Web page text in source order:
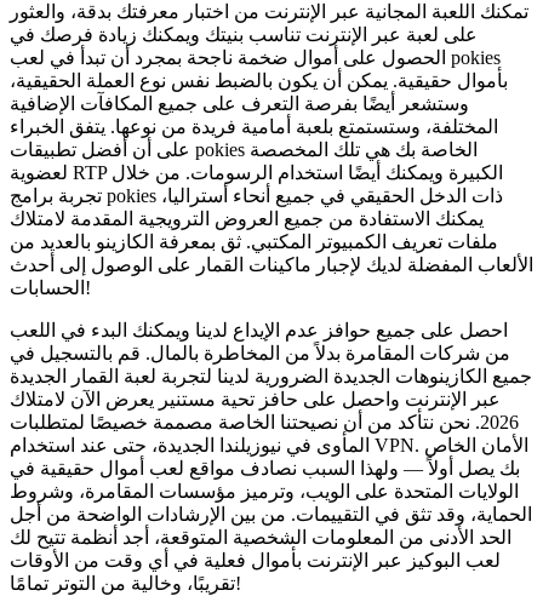
تمكنك اللعبة المجانية عبر الإنترنت من اختبار معرفتك بدقة، والعثور
على لعبة عبر الإنترنت تناسب بنيتك ويمكنك زيادة فرصك في
الحصول على أموال ضخمة ناجحة بمجرد أن تبدأ في لعب pokies
بأموال حقيقية. يمكن أن يكون بالضبط نفس نوع العملة الحقيقية،
وستشعر أيضًا بفرصة التعرف على جميع المكافآت الإضافية
المختلفة، وستستمتع بلعبة أمامية فريدة من نوعها. يتفق الخبراء
على أن أفضل تطبيقات pokies الخاصة بك هي تلك المخصصة
لعضوية RTP الكبيرة ويمكنك أيضًا استخدام الرسومات. من خلال
تجربة برامج pokies ذات الدخل الحقيقي في جميع أنحاء أستراليا،
يمكنك الاستفادة من جميع العروض الترويجية المقدمة لامتلاك
ملفات تعريف الكمبيوتر المكتبي. ثق بمعرفة الكازينو بالعديد من
الألعاب المفضلة لديك لإجبار ماكينات القمار على الوصول إلى أحدث
الحسابات!
احصل على جميع حوافز عدم الإيداع لدينا ويمكنك البدء في اللعب
من شركات المقامرة بدلاً من المخاطرة بالمال. قم بالتسجيل في
جميع الكازينوهات الجديدة الضرورية لدينا لتجربة لعبة القمار الجديدة
عبر الإنترنت واحصل على حافز تحية مستنير يعرض الآن لامتلاك
2026. نحن نتأكد من أن نصيحتنا الخاصة مصممة خصيصًا لمتطلبات
المأوى في نيوزيلندا الجديدة، حتى عند استخدام VPN. الأمان الخاص
بك يصل أولاً — ولهذا السبب نصادف مواقع لعب أموال حقيقية في
الولايات المتحدة على الويب، وترميز مؤسسات المقامرة، وشروط
الحماية، وقد تثق في التقييمات. من بين الإرشادات الواضحة من أجل
الحد الأدنى من المعلومات الشخصية المتوقعة، أجد أنظمة تتيح لك
لعب البوكيز عبر الإنترنت بأموال فعلية في أي وقت من الأوقات
تقريبًا، وخالية من التوتر تمامًا!